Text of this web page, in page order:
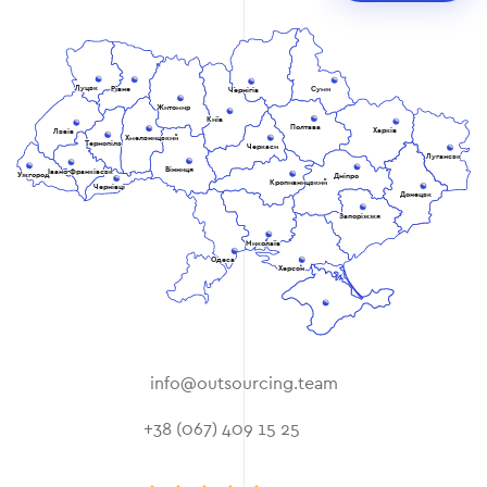
Львів
Луцьк Рівне
Вінниця
Хмельницький
Житомир
Чернівці
УжгородІвано-Франківськ
Тернопіль
Київ
Чернігів Суми
Полтава Харків
Луганськ
Донецьк
Дніпро
Черкаси
Кропивницький
Одеса
Запоріжжя
Херсон
Миколаїв
info@outsourcing.team
+38 (067) 409 15 25